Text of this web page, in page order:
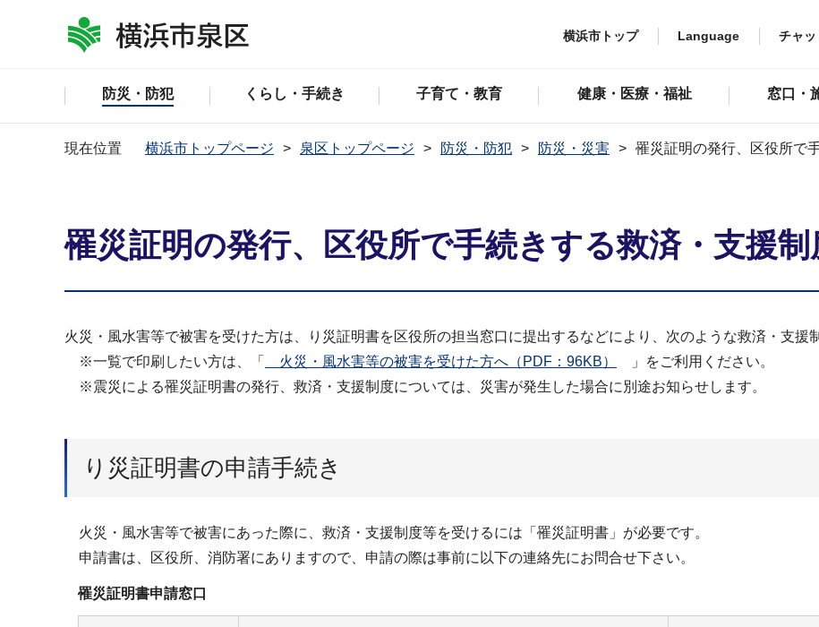
横浜市トップ Language チャッ
防災・防犯 くらし・手続き 子育て・教育 健康・医療・福祉 窓口・
現在位置 横浜市トップページ 泉区トップページ 防災・防犯 防災・災害 罹災証明の発行、区役所で
罹災証明の発行、区役所で手続きする救済・支援制
火災・風水害等で被害を受けた方は、り災証明書を区役所の担当窓口に提出するなどにより、次のような救済・支援
※一覧で印刷したい方は、「
火災・風水害等の被害を受けた方へ（PDF：96KB）
」をご利用ください。
※震災による罹災証明書の発行、救済・支援制度については、災害が発生した場合に別途お知らせします。
り災証明書の申請手続き
火災・風水害等で被害にあった際に、救済・支援制度等を受けるには「罹災証明書」が必要です。
申請書は、区役所、消防署にありますので、申請の際は事前に以下の連絡先にお問合せ下さい。
罹災証明書申請窓口